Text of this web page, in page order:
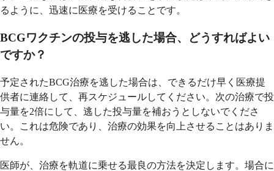
るように、迅速に医療を受けることです。
BCGワクチンの投与を逃した場合、どうすればよい
ですか？
予定されたBCG治療を逃した場合は、できるだけ早く医療提
供者に連絡して、再スケジュールしてください。次の治療で投
与量を2倍にして、逃した投与量を補おうとしないでくださ
い。これは危険であり、治療の効果を向上させることはありま
せん。
医師が、治療を軌道に乗せる最良の方法を決定します。場合に